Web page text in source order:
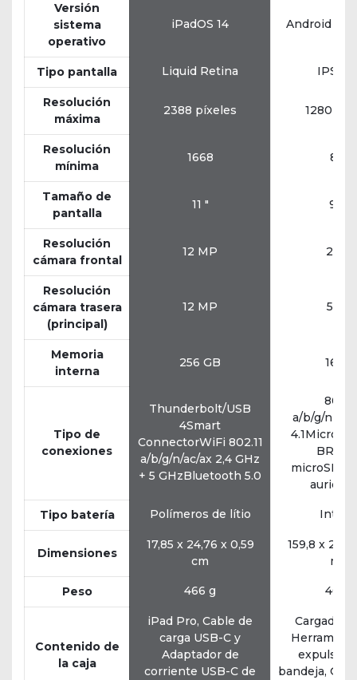
Versión
sistema
operativo
iPadOS 14 Android 7.0
Tipo pantalla Liquid Retina IPS
Resolución
máxima
2388 píxeles 1280
Resolución
mínima
1668 800
Tamaño de
pantalla
11 " 9,6 "
Resolución
cámara frontal
12 MP 2 MP
Resolución
cámara trasera
(principal)
12 MP 5 MP
Memoria
interna
256 GB 16 GB
Tipo de
conexiones
Thunderbolt/USB
4Smart
ConnectorWiFi 802.11
a/b/g/n/ac/ax 2,4 GHz
+ 5 GHzBluetooth 5.0
a/b/g/
4.1Micro
Tipo batería Polímeros de lítio
Dimensiones
17,85 x 24,76 x 0,59
cm
159,8 x
mm
Peso 466 g 460 g
Contenido de
la caja
iPad Pro, Cable de
carga USB-C y
Adaptador de
corriente USB-C de
Cargador,
expulsión
bandeja,